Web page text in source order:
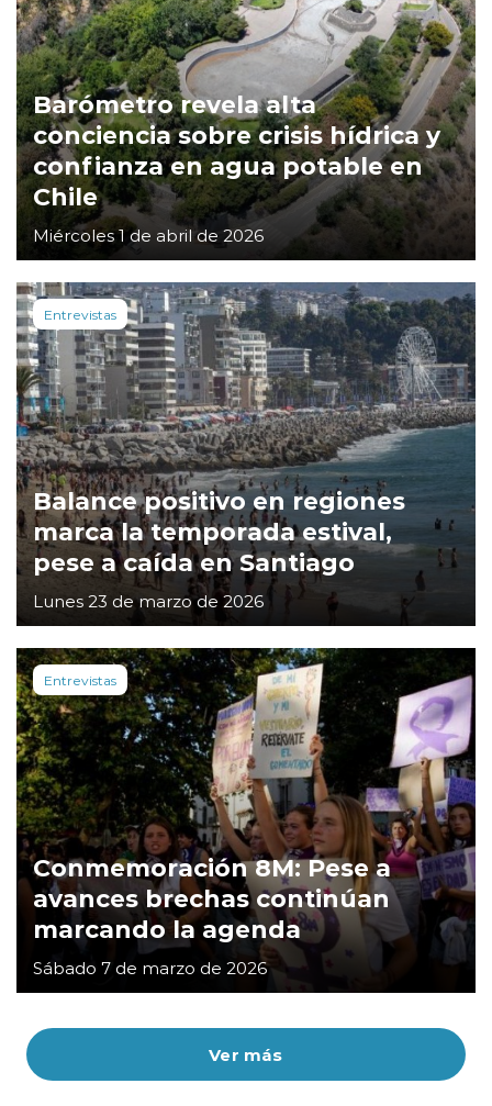
Ver más
Barómetro revela alta
conciencia sobre crisis hídrica y
confianza en agua potable en
Chile
Miércoles 1 de abril de 2026
Entrevistas
Balance positivo en regiones
marca la temporada estival,
pese a caída en Santiago
Lunes 23 de marzo de 2026
Entrevistas
Conmemoración 8M: Pese a
avances brechas continúan
marcando la agenda
Sábado 7 de marzo de 2026